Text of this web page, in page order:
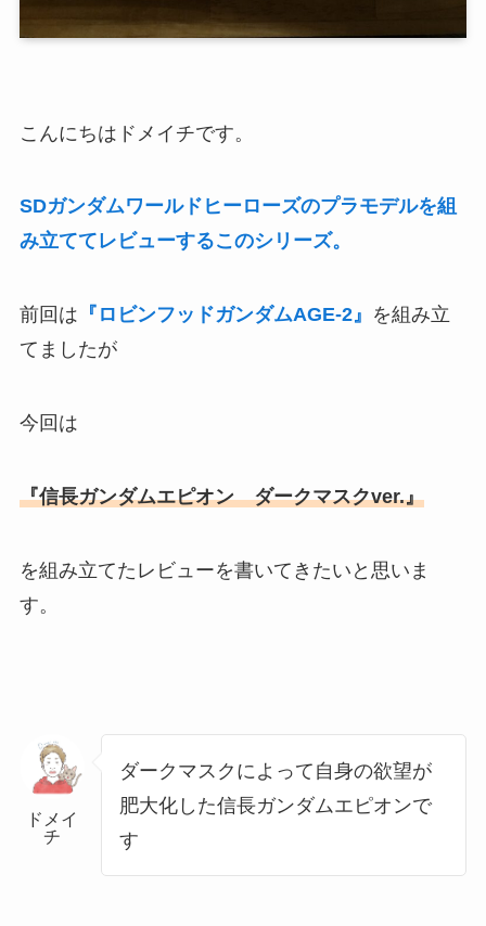
こんにちはドメイチです。
SDガンダムワールドヒーローズのプラモデルを組
み立ててレビューするこのシリーズ。
前回は 『ロビンフッドガンダムAGE-2』 を組み立
てましたが
今回は
『信長ガンダムエピオン ダークマスクver.』
を組み立てたレビューを書いてきたいと思いま
す。
ドメイ
チ
ダークマスクによって自身の欲望が
肥大化した信長ガンダムエピオンで
す